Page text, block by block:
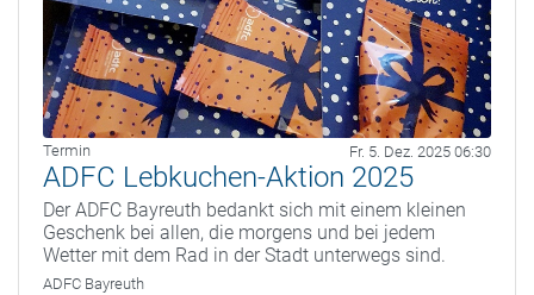
Termin Fr. 5. Dez. 2025 06:30
ADFC Lebkuchen-Aktion 2025
Der ADFC Bayreuth bedankt sich mit einem kleinen
Geschenk bei allen, die morgens und bei jedem
Wetter mit dem Rad in der Stadt unterwegs sind.
ADFC Bayreuth